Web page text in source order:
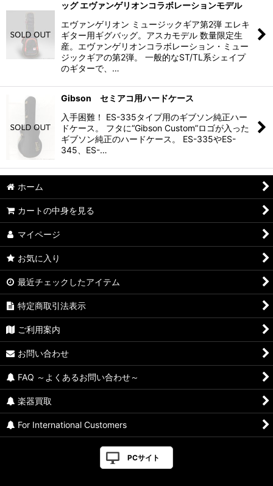
ッグ エヴァンゲリオンコラボレーションモデル
エヴァンゲリオン ミュージックギア第2弾 エレキ
ギター用ギグバッグ。アスカモデル 数量限定生
産。エヴァンゲリオンコラボレーション・ミュー
ジックギアの第2弾。 一般的なST/TL系シェイプ
のギターで、…
Gibson セミアコ用ハードケース
入手困難！ ES-335タイプ用のギブソン純正ハー
ドケース。 フタに“Gibson Custom”ロゴが入った
ギブソン純正のハードケース。 ES-335やES-
345、ES-…
ホーム
カートの中身を見る
マイページ
お気に入り
最近チェックしたアイテム
特定商取引法表示
ご利用案内
お問い合わせ
FAQ ～よくあるお問い合わせ～
楽器買取
For International Customers
PCサイト